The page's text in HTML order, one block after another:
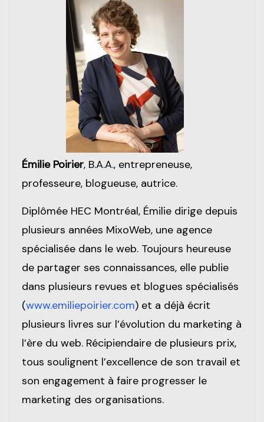
Émilie Poirier, B.A.A., entrepreneuse,
professeure, blogueuse, autrice.
Diplômée HEC Montréal, Émilie dirige depuis
plusieurs années MixoWeb, une agence
spécialisée dans le web. Toujours heureuse
de partager ses connaissances, elle publie
dans plusieurs revues et blogues spécialisés
(www.emiliepoirier.com) et a déjà écrit
plusieurs livres sur l’évolution du marketing à
l’ère du web. Récipiendaire de plusieurs prix,
tous soulignent l’excellence de son travail et
son engagement à faire progresser le
marketing des organisations.